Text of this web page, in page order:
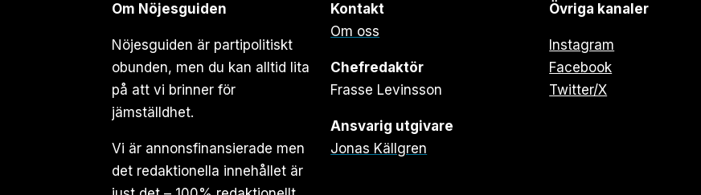
Om Nöjesguiden
Nöjesguiden är partipolitiskt
obunden, men du kan alltid lita
på att vi brinner för
jämställdhet.
Vi är annonsfinansierade men
det redaktionella innehållet är
Kontakt
Om oss
Chefredaktör
Frasse Levinsson
Ansvarig utgivare
Jonas Källgren
Övriga kanaler
Instagram
Facebook
Twitter/X